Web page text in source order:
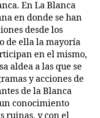
En La Blanca
en donde se han
desde los
de ella la mayoría
en el mismo,
aldea a las que se
y acciones de
de la Blanca
conocimiento
ruinas, y con el